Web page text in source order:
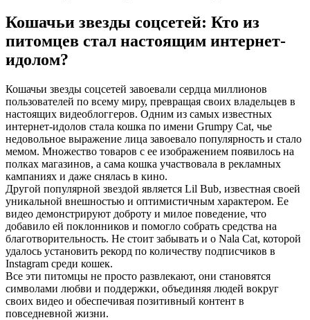
Кошачьи звезды соцсетей: Кто из
питомцев стал настоящим интернет-
идолом?
Кошачьи звезды соцсетей завоевали сердца миллионов
пользователей по всему миру, превращая своих владельцев в
настоящих видеоблоггеров. Одним из самых известных
интернет-идолов стала кошка по имени Grumpy Cat, чье
недовольное выражение лица завоевало популярность и стало
мемом. Множество товаров с ее изображением появилось на
полках магазинов, а сама кошка участвовала в рекламных
кампаниях и даже снялась в кино.
Другой популярной звездой является Lil Bub, известная своей
уникальной внешностью и оптимистичным характером. Ее
видео демонстрируют доброту и милое поведение, что
добавило ей поклонников и помогло собрать средства на
благотворительность. Не стоит забывать и о Nala Cat, которой
удалось установить рекорд по количеству подписчиков в
Instagram среди кошек.
Все эти питомцы не просто развлекают, они становятся
символами любви и поддержки, объединяя людей вокруг
своих видео и обеспечивая позитивный контент в
повседневной жизни.